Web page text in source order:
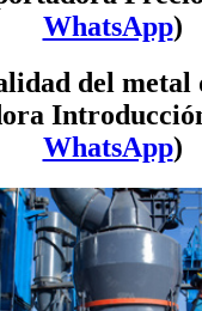
WhatsApp)
del metal
WhatsApp)